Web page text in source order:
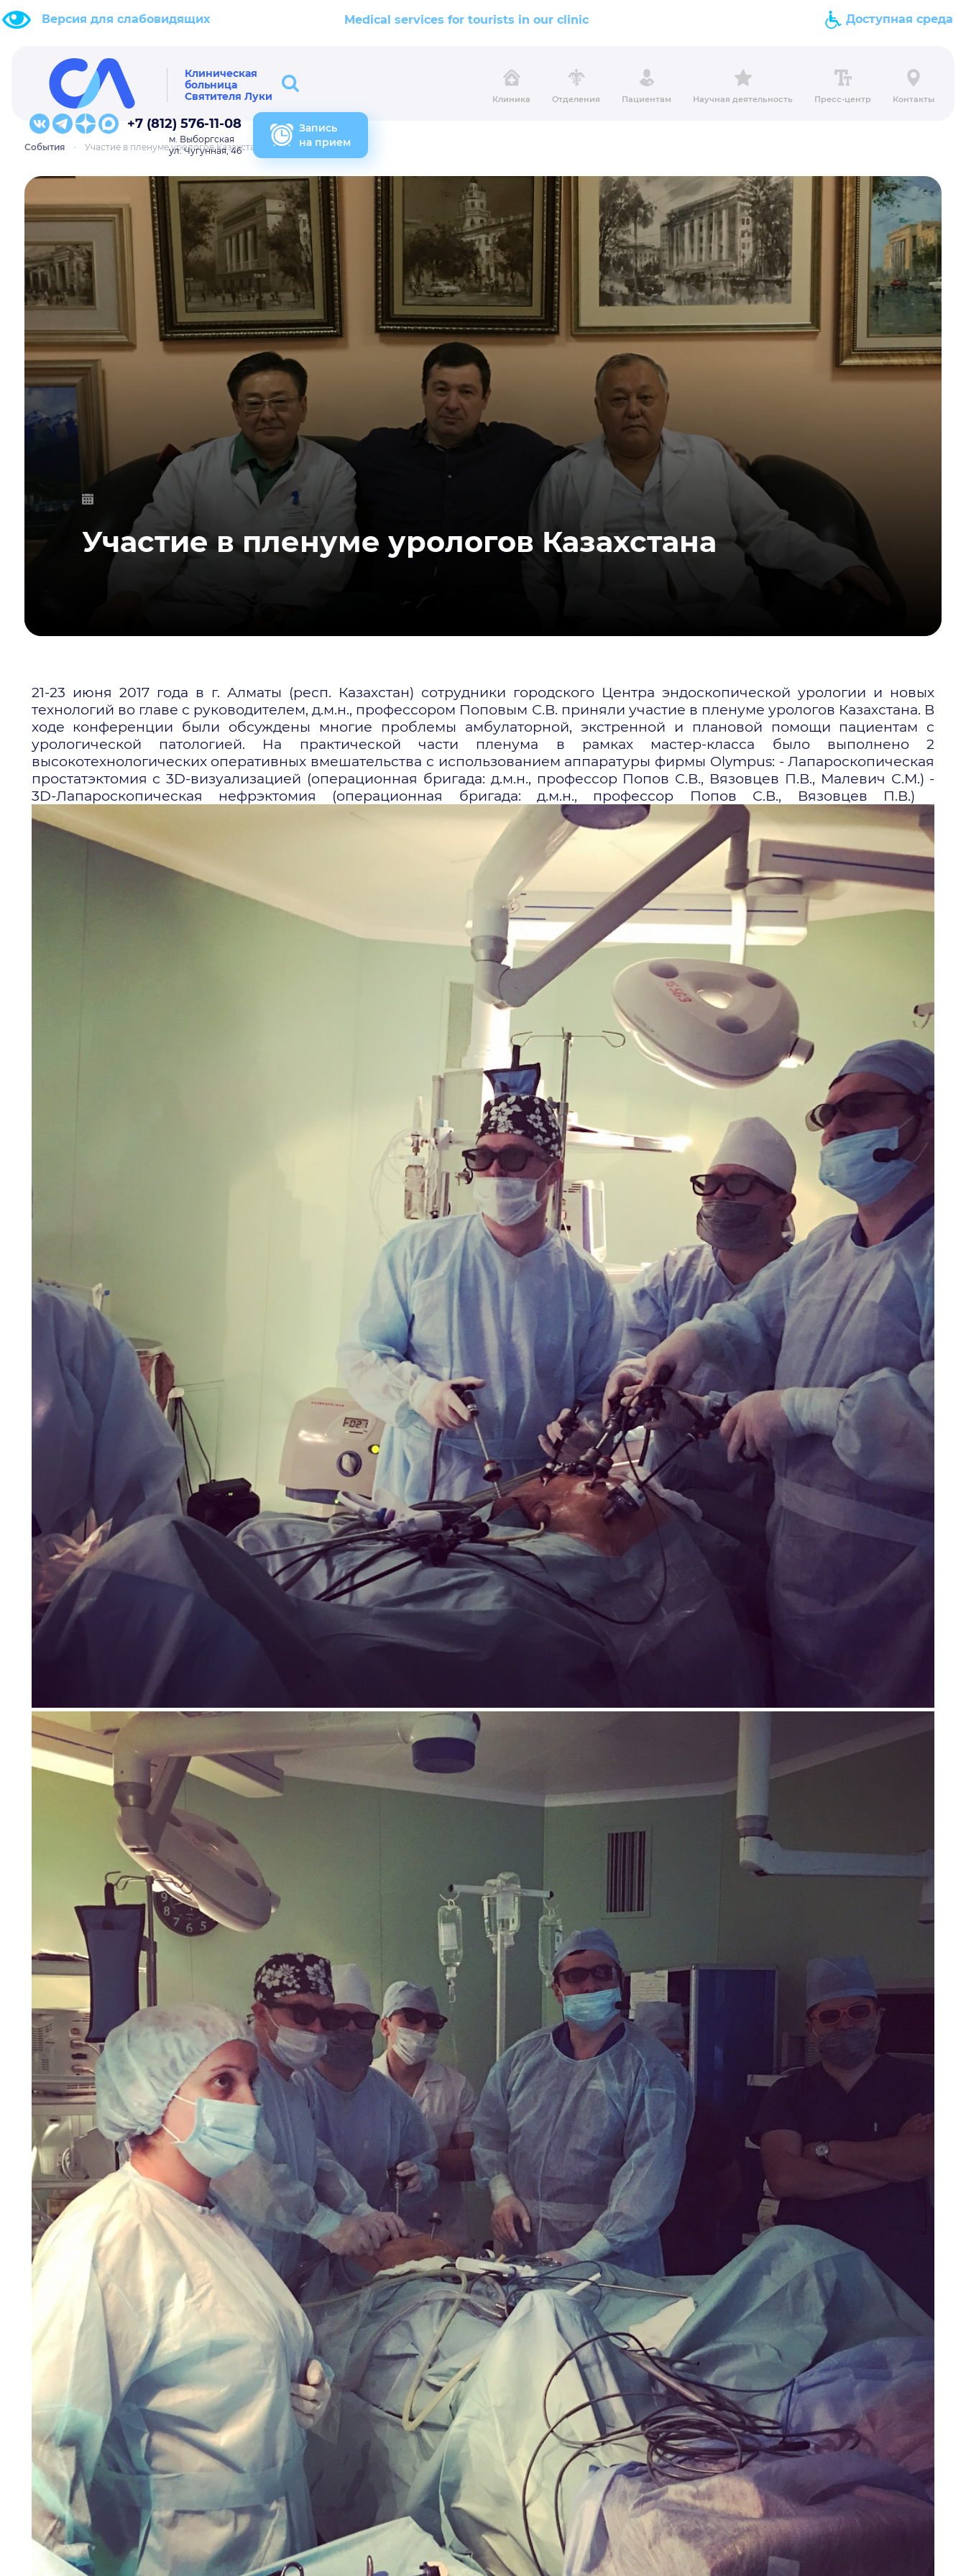
Версия для слабовидящих Medical services for tourists in our clinic Доступная среда
Клиническая
больница
Святителя Луки
Клиника Отделения Пациентам Научная деятельность Пресс-центр Контакты
+7 (812) 576-11-08
м. Выборгская
ул. Чугунная, 46
Запись
на прием
События Участие в пленуме урологов Казахстана
Участие в пленуме урологов Казахстана
21-23 июня 2017 года в г. Алматы (респ. Казахстан) сотрудники городского Центра эндоскопической урологии и новых
технологий во главе с руководителем, д.м.н., профессором Поповым С.В. приняли участие в пленуме урологов Казахстана. В
ходе конференции были обсуждены многие проблемы амбулаторной, экстренной и плановой помощи пациентам с
урологической патологией. На практической части пленума в рамках мастер-класса было выполнено 2
высокотехнологических оперативных вмешательства с использованием аппаратуры фирмы Olympus: - Лапароскопическая
простатэктомия с 3D-визуализацией (операционная бригада: д.м.н., профессор Попов С.В., Вязовцев П.В., Малевич С.М.) -
3D-Лапароскопическая нефрэктомия (операционная бригада: д.м.н., профессор Попов С.В., Вязовцев П.В.)